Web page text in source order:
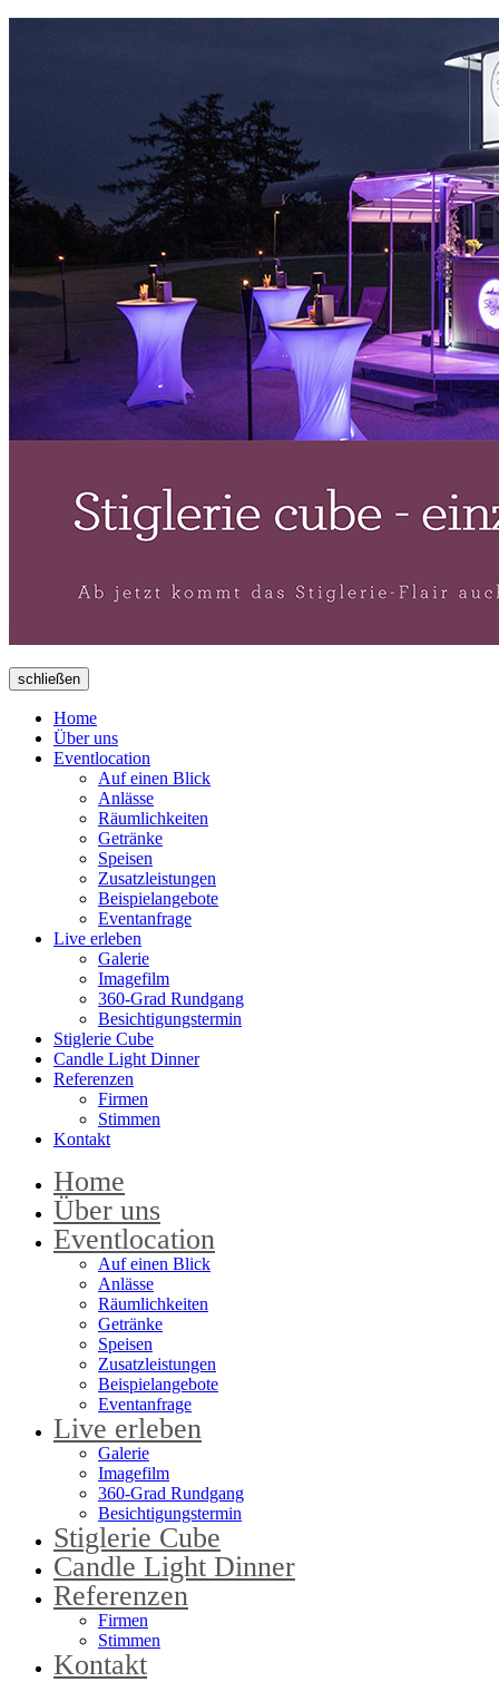
schließen
Home
Über uns
Eventlocation
Auf einen Blick
Anlässe
Räumlichkeiten
Getränke
Speisen
Zusatzleistungen
Beispielangebote
Eventanfrage
Live erleben
Galerie
Imagefilm
360-Grad Rundgang
Besichtigungstermin
Stiglerie Cube
Candle Light Dinner
Referenzen
Firmen
Stimmen
Kontakt
Home
Über uns
Eventlocation
Auf einen Blick
Anlässe
Räumlichkeiten
Getränke
Speisen
Zusatzleistungen
Beispielangebote
Eventanfrage
Live erleben
Galerie
Imagefilm
360-Grad Rundgang
Besichtigungstermin
Stiglerie Cube
Candle Light Dinner
Referenzen
Firmen
Stimmen
Kontakt